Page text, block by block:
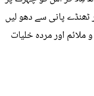
پانی سے دھو لیں
ملائم اور مردہ خلیات